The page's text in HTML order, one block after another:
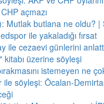
açmazı
Mutlak butlana ne oldu? |
ile yakaladığı fırsat
ile cezaevi günlerini
kitabı üzerine söyleşi
istemeyen ne
ile söyleşi: Öcalan-